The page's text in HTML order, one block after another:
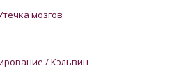
мозгов
/ Кэльвин